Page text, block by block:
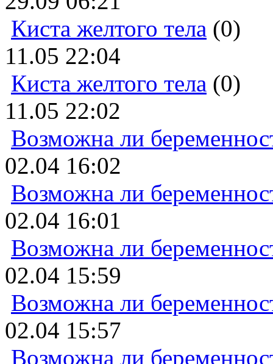
Киста желтого тела (0)
11.05 22:04
Киста желтого тела (0)
11.05 22:02
Возможна ли
02.04 16:02
Возможна ли
02.04 16:01
Возможна ли
02.04 15:59
Возможна ли
02.04 15:57
Возможна ли